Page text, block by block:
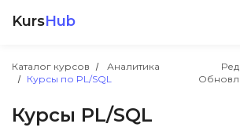
KursHub
Каталог курсов
Аналитика
Курсы по PL/SQL
Курсы PL/SQL